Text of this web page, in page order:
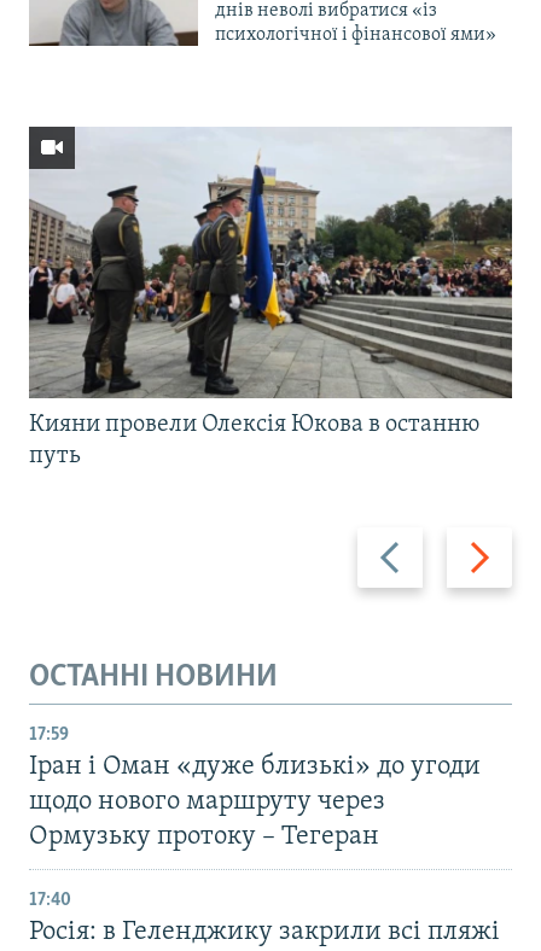
днів неволі вибратися «із
психологічної і фінансової ями»
Назад Вперед
Кияни провели Олексія Юкова в останню
путь
ОСТАННІ НОВИНИ
17:59
Іран і Оман «дуже близькі» до угоди
щодо нового маршруту через
Ормузьку протоку – Тегеран
17:40
Росія: в Геленджику закрили всі пляжі